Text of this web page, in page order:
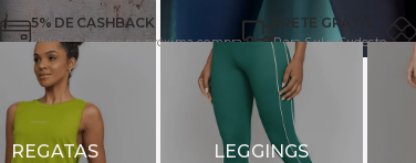
5% DE CASHBACK
Utilize o bônus na próxima compra
FRETE GRÁTIS
Para Sul e Sudeste
REGATAS LEGGINGS